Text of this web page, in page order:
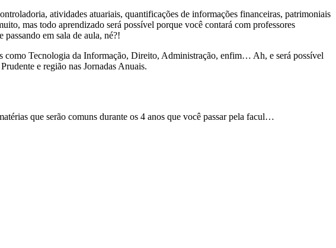
atividades atuariais, quantificações de informações financeiras, patrimoniais
mas todo aprendizado será possível porque você contará com professores
em sala de aula, né?!
como Tecnologia da Informação, Direito, Administração, enfim… Ah, e será possível
e região nas Jornadas Anuais.
que serão comuns durante os 4 anos que você passar pela facul…